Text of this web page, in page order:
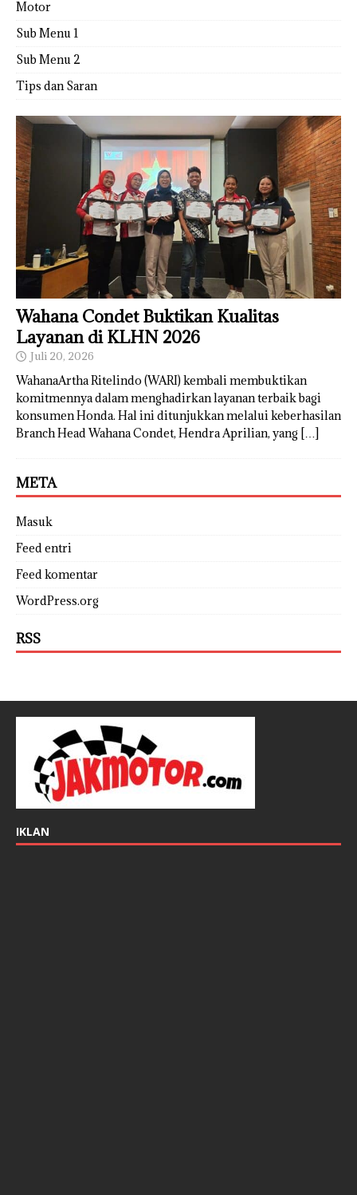
Motor
Sub Menu 1
Sub Menu 2
Tips dan Saran
Wahana Condet Buktikan Kualitas
Layanan di KLHN 2026
Juli 20, 2026
WahanaArtha Ritelindo (WARI) kembali membuktikan
komitmennya dalam menghadirkan layanan terbaik bagi
konsumen Honda. Hal ini ditunjukkan melalui keberhasilan
Branch Head Wahana Condet, Hendra Aprilian, yang […]
META
Masuk
Feed entri
Feed komentar
WordPress.org
RSS
IKLAN